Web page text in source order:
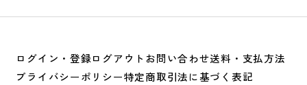
ログイン・登録ログアウト お問い合わせ送料・支払方法
プライバシーポリシー特定商取引法に基づく表記